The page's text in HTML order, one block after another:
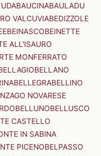
BAUCINABAULADU
VALCUVIABEDIZZOLE
BEINASCOBEINETTE
ALL'ISAURO
MONFERRATO
BELLANO
BELLEGRABELLINO
NOVARESE
BELLUNOBELLUSCO
CASTELLO
IN SABINA
PICENOBELPASSO